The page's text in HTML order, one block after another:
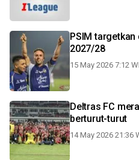
PSIM
2027/28
15 May 2026 7:12
Deltras FC
berturut-turut
14 May 2026 21:36